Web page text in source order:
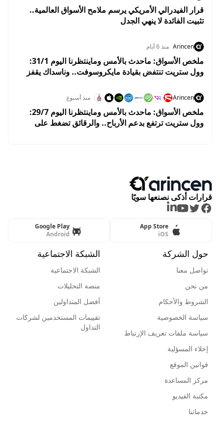
قرار الفيدرالي الأمريكي يرسم ملامح الأسواق العالمية..
تثبيت الفائدة لا ينهي الجدل
Arincen منذ 6 أيام
ملخص الأسواق: ماحدث بالأمس وماينتظرنا اليوم 31/1:
وول ستريت تنتفض بقيادة مايكروسوفت.. وناسداك يقفز
Arincen منذ أسبوع
ملخص الأسواق: ماحدث بالأمس وماينتظرنا اليوم 29/7:
وول ستريت ترتفع بدعم الأرباح.. والرقائق تضغط على
قرارات أذكى نصنعها سويًا
Facebook
Twitter
Youtube
LinkedIn
App Store
iOS
Google Play
Android
حول الشركة
تواصل معنا
من نحن
الشروط والأحكام
سياسة الخصوصية
سياسة ملفات تعريف الإرتباط
إخلاء المسؤلية
قوانين الموقع
مركز المساعدة
مكتبة الفيديو
خدماتنا
الشبكة الاجتماعية
الشبكة الاجتماعية
منصة التحليلات
أفضل المتداولين
تقييمات المستخدمين لشركات
التداول